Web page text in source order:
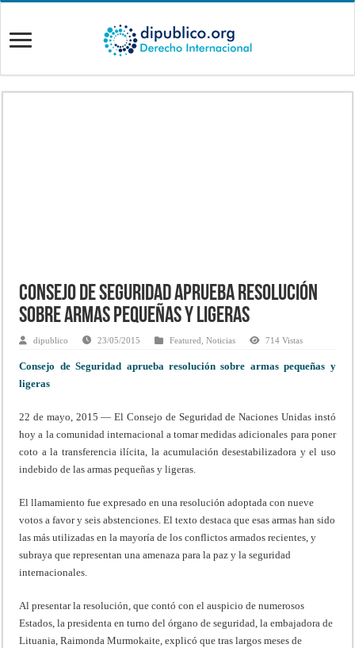
Consejo de Seguridad aprueba resolución
sobre armas pequeñas y ligeras
dipublico 23/05/2015 Featured,Noticias 714 Vistas
Consejo de Seguridad aprueba resolución sobre armas pequeñas y
ligeras
22 de mayo, 2015 — El Consejo de Seguridad de Naciones Unidas instó
hoy a la comunidad internacional a tomar medidas adicionales para poner
coto a la transferencia ilícita, la acumulación desestabilizadora y el uso
indebido de las armas pequeñas y ligeras.
El llamamiento fue expresado en una resolución adoptada con nueve
votos a favor y seis abstenciones. El texto destaca que esas armas han sido
las más utilizadas en la mayoría de los conflictos armados recientes, y
subraya que representan una amenaza para la paz y la seguridad
internacionales.
Al presentar la resolución, que contó con el auspicio de numerosos
Estados, la presidenta en turno del órgano de seguridad, la embajadora de
Lituania, Raimonda Murmokaite, explicó que tras largos meses de